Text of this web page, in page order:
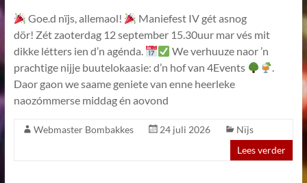
Goe.d nïjs, allemaol!
Maniefest IV gét asnog
dör! Zét zaoterdag 12 september 15.30uur mar vés mit
dikke létters ien d’n agénda.
We verhuuze naor ’n
prachtige nijje buutelokaasie: d’n hof van 4Events
.
Daor gaon we saame geniete van enne heerleke
naozómmerse middag én aovond
Webmaster Bombakkes 24 juli 2026
Nïjs
Lees verder